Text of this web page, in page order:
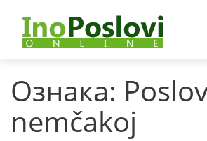
Ознака:
nemčakoj